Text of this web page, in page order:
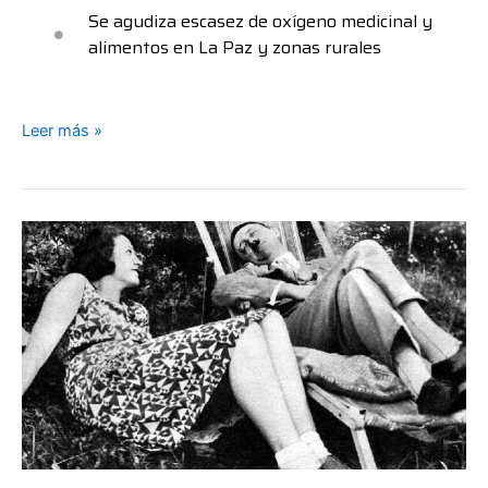
Se agudiza escasez de oxígeno medicinal y
alimentos en La Paz y zonas rurales
Leer más »
La
obsesión
sexual
de
Hitler
por
su
joven
sobrina
y